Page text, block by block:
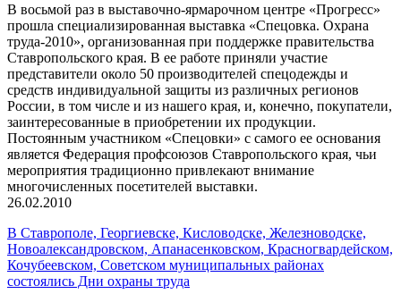
В восьмой раз в выставочно-ярмарочном центре «Прогресс»
прошла специализированная выставка «Спецовка. Охрана
труда-2010», организованная при поддержке правительства
Ставропольского края. В ее работе приняли участие
представители около 50 производителей спецодежды и
средств индивидуальной защиты из различных регионов
России, в том числе и из нашего края, и, конечно, покупатели,
заинтересованные в приобретении их продукции.
Постоянным участником «Спецовки» с самого ее основания
является Федерация профсоюзов Ставропольского края, чьи
мероприятия традиционно привлекают внимание
многочисленных посетителей выставки.
26.02.2010
В Ставрополе, Георгиевске, Кисловодске, Железноводске,
Новоалександровском, Апанасенковском, Красногвардейском,
Кочубеевском, Советском муниципальных районах
состоялись Дни охраны труда